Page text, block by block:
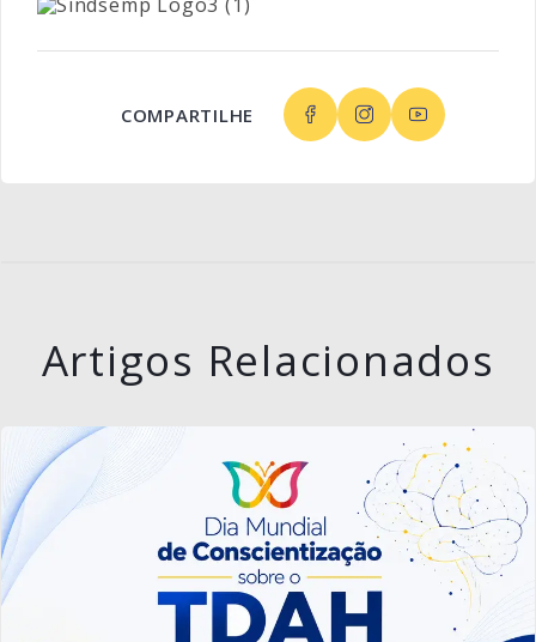
COMPARTILHE
Artigos Relacionados